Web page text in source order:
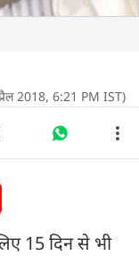
2018, 6:21 PM IST)
15 दिन से भी